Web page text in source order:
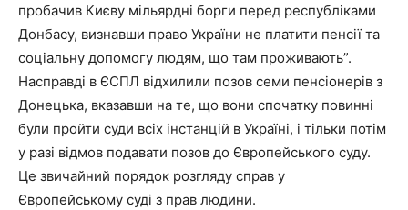
пробачив Києву мільярдні борги перед республіками
Донбасу, визнавши право України не платити пенсії та
соціальну допомогу людям, що там проживають”.
Насправді в ЄСПЛ відхилили позов семи пенсіонерів з
Донецька, вказавши на те, що вони спочатку повинні
були пройти суди всіх інстанцій в Україні, і тільки потім
у разі відмов подавати позов до Європейського суду.
Це звичайний порядок розгляду справ у
Європейському суді з прав людини.